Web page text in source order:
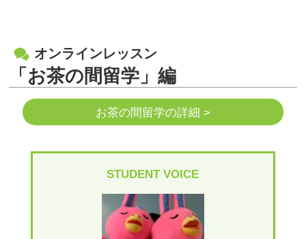
オンラインレッスン
「お茶の間留学」編
お茶の間留学の詳細 >
STUDENT VOICE